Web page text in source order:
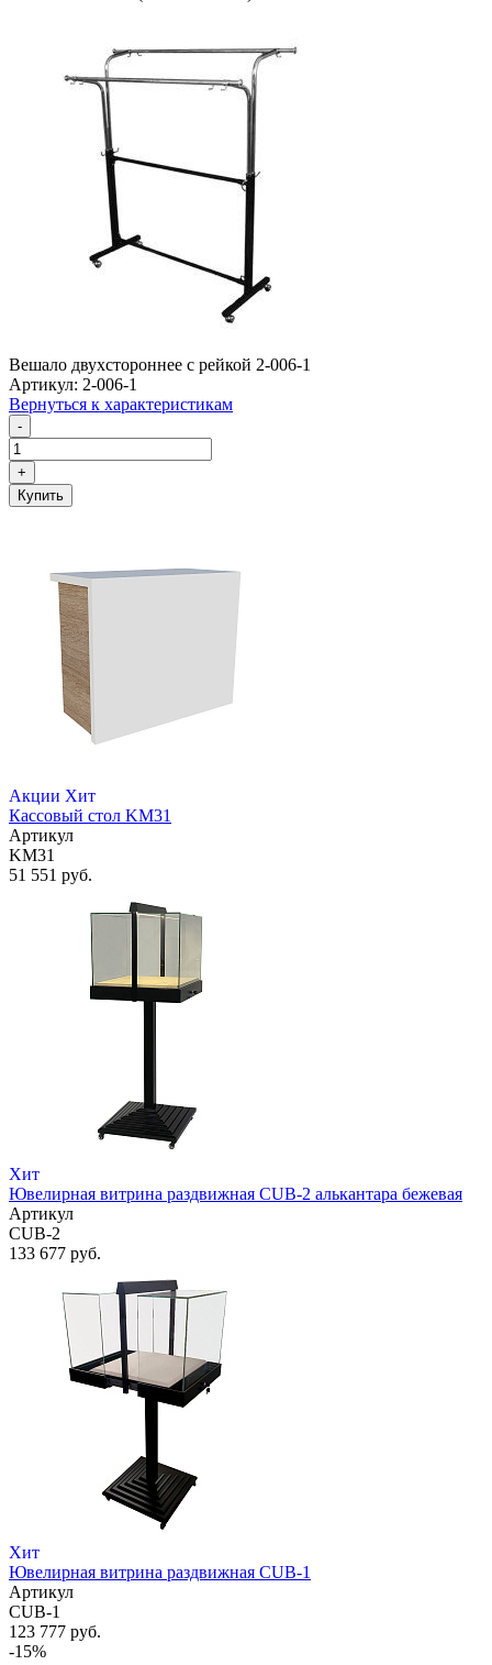
Вешало двухстороннее с рейкой 2-006-1
Артикул: 2-006-1
Вернуться к характеристикам
-
+
Купить
Акции Хит
Кассовый стол KM31
Артикул
KM31
51 551 руб.
Хит
Ювелирная витрина раздвижная CUB-2 алькантара бежевая
Артикул
CUB-2
133 677 руб.
Хит
Ювелирная витрина раздвижная CUB-1
Артикул
CUB-1
123 777 руб.
-15%